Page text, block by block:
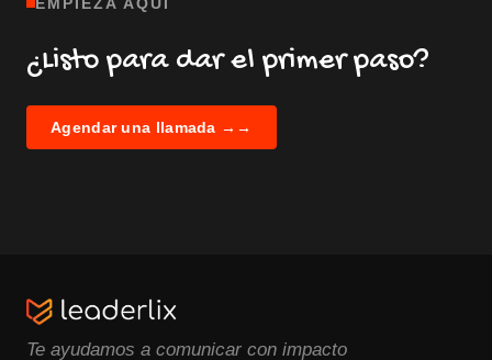
¿Listo para dar el primer paso?
Agendar una llamada → →
Te ayudamos a comunicar con impacto